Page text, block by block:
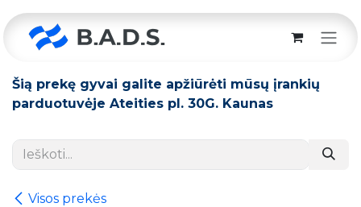
Šią prekę gyvai galite apžiūrėti mūsų įrankių
parduotuvėje Ateities pl. 30G. Kaunas
Visos prekės